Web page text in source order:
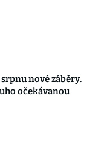
nové záběry.
očekávanou